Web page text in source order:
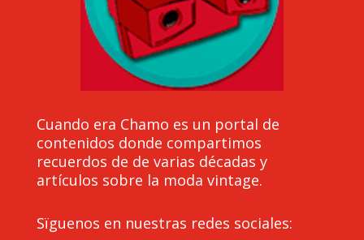
Cuando era Chamo es un portal de
contenidos donde compartimos
recuerdos de de varias décadas y
artículos sobre la moda vintage.
Sïguenos en nuestras redes sociales: